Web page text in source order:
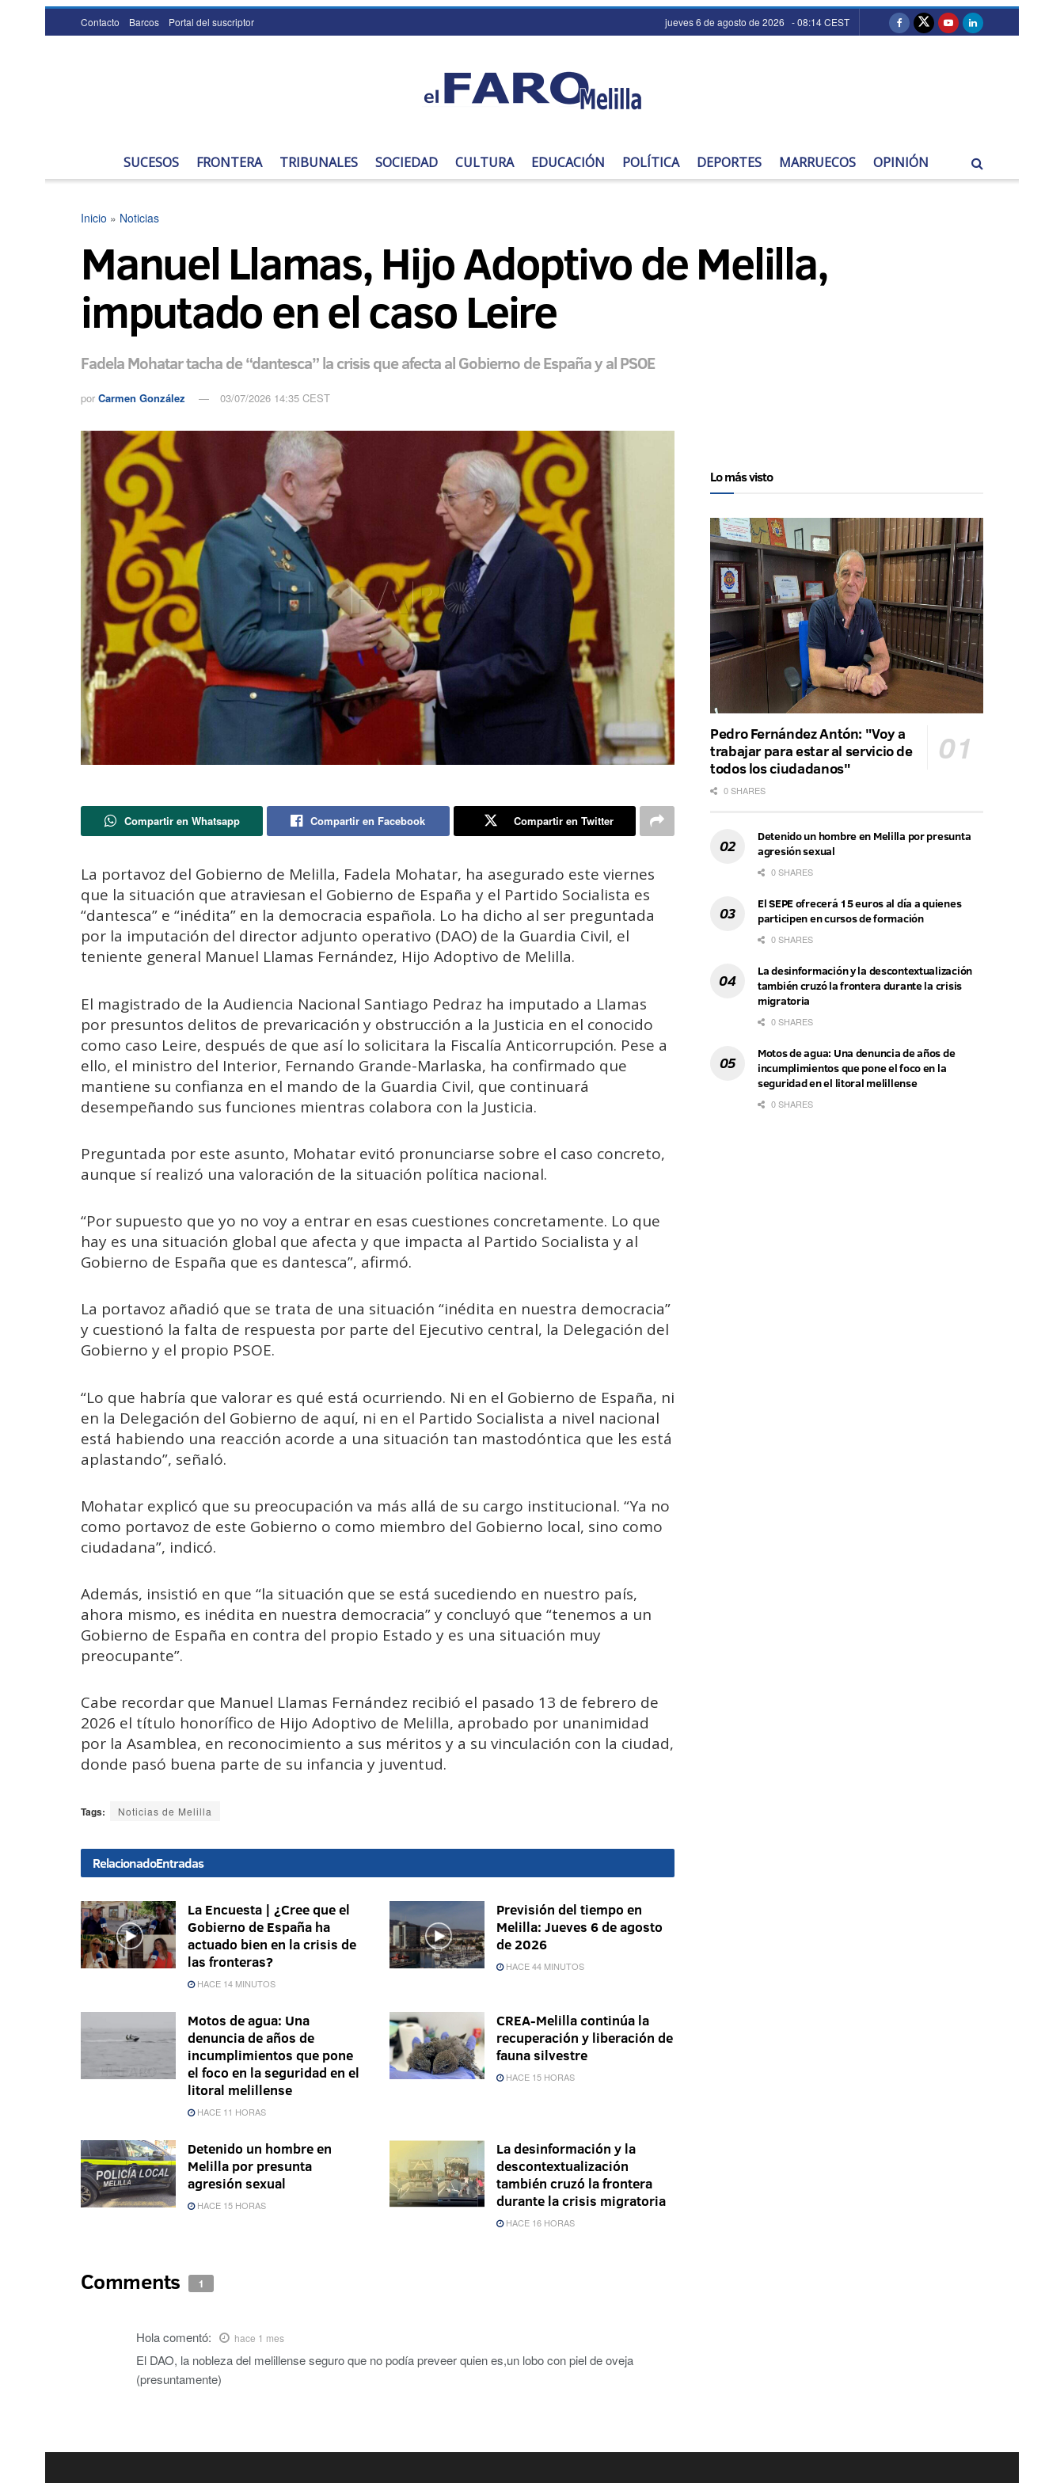
Contacto Barcos Portal del suscriptor jueves 6 de agosto de 2026 - 08:14 CEST
SUCESOS FRONTERA TRIBUNALES SOCIEDAD CULTURA EDUCACIÓN POLÍTICA DEPORTES MARRUECOS OPINIÓN
Inicio » Noticias
Manuel Llamas, Hijo Adoptivo de Melilla,
imputado en el caso Leire
Fadela Mohatar tacha de “dantesca” la crisis que afecta al Gobierno de España y al PSOE
por Carmen González 03/07/2026 14:35 CEST
Compartir en Whatsapp Compartir en Facebook Compartir en Twitter
La portavoz del Gobierno de Melilla, Fadela Mohatar, ha asegurado este viernes
que la situación que atraviesan el Gobierno de España y el Partido Socialista es
“dantesca” e “inédita” en la democracia española. Lo ha dicho al ser preguntada
por la imputación del director adjunto operativo (DAO) de la Guardia Civil, el
teniente general Manuel Llamas Fernández, Hijo Adoptivo de Melilla.
El magistrado de la Audiencia Nacional Santiago Pedraz ha imputado a Llamas
por presuntos delitos de prevaricación y obstrucción a la Justicia en el conocido
como caso Leire, después de que así lo solicitara la Fiscalía Anticorrupción. Pese a
ello, el ministro del Interior, Fernando Grande-Marlaska, ha confirmado que
mantiene su confianza en el mando de la Guardia Civil, que continuará
desempeñando sus funciones mientras colabora con la Justicia.
Preguntada por este asunto, Mohatar evitó pronunciarse sobre el caso concreto,
aunque sí realizó una valoración de la situación política nacional.
“Por supuesto que yo no voy a entrar en esas cuestiones concretamente. Lo que
hay es una situación global que afecta y que impacta al Partido Socialista y al
Gobierno de España que es dantesca”, afirmó.
La portavoz añadió que se trata de una situación “inédita en nuestra democracia”
y cuestionó la falta de respuesta por parte del Ejecutivo central, la Delegación del
Gobierno y el propio PSOE.
“Lo que habría que valorar es qué está ocurriendo. Ni en el Gobierno de España, ni
en la Delegación del Gobierno de aquí, ni en el Partido Socialista a nivel nacional
está habiendo una reacción acorde a una situación tan mastodóntica que les está
aplastando”, señaló.
Mohatar explicó que su preocupación va más allá de su cargo institucional. “Ya no
como portavoz de este Gobierno o como miembro del Gobierno local, sino como
ciudadana”, indicó.
Además, insistió en que “la situación que se está sucediendo en nuestro país,
ahora mismo, es inédita en nuestra democracia” y concluyó que “tenemos a un
Gobierno de España en contra del propio Estado y es una situación muy
preocupante”.
Cabe recordar que Manuel Llamas Fernández recibió el pasado 13 de febrero de
2026 el título honorífico de Hijo Adoptivo de Melilla, aprobado por unanimidad
por la Asamblea, en reconocimiento a sus méritos y a su vinculación con la ciudad,
donde pasó buena parte de su infancia y juventud.
Tags: Noticias de Melilla
RelacionadoEntradas
La Encuesta | ¿Cree que el
Gobierno de España ha
actuado bien en la crisis de
las fronteras?
HACE 14 MINUTOS
Previsión del tiempo en
Melilla: Jueves 6 de agosto
de 2026
HACE 44 MINUTOS
Motos de agua: Una
denuncia de años de
incumplimientos que pone
el foco en la seguridad en el
litoral melillense
HACE 11 HORAS
CREA-Melilla continúa la
recuperación y liberación de
fauna silvestre
HACE 15 HORAS
Detenido un hombre en
Melilla por presunta
agresión sexual
HACE 15 HORAS
La desinformación y la
descontextualización
también cruzó la frontera
durante la crisis migratoria
HACE 16 HORAS
Comments 1
Holacomentó: hace 1 mes
El DAO, la nobleza del melillense seguro que no podía preveer quien es,un lobo con piel de oveja
(presuntamente)
Lo más visto
Pedro Fernández Antón: "Voy a
trabajar para estar al servicio de
todos los ciudadanos"
0 SHARES
Detenido un hombre en Melilla por presunta
agresión sexual
0 SHARES
El SEPE ofrecerá 15 euros al día a quienes
participen en cursos de formación
0 SHARES
La desinformación y la descontextualización
también cruzó la frontera durante la crisis
migratoria
0 SHARES
Motos de agua: Una denuncia de años de
incumplimientos que pone el foco en la
seguridad en el litoral melillense
0 SHARES